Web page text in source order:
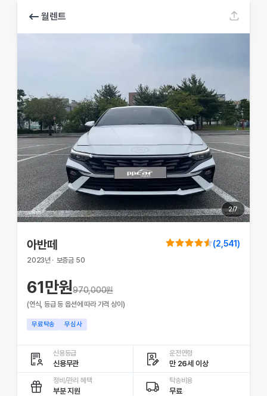
월렌트
2/7
아반떼 (2,541)
2023년 · 보증금 50
61만원970,000원
(연식, 등급 등 옵션에 따라 가격 상이)
무료탁송 무심사
신용등급
신용무관
운전연령
만 26세 이상
정비/관리 혜택
부분 지원
탁송비용
무료